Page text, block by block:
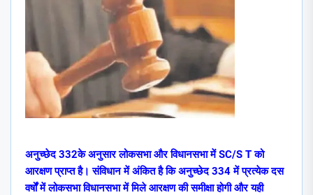
अनुच्छेद 332के अनुसार लोकसभा और विधानसभा में SC/S T को
आरक्षण प्राप्त है। संविधान में अंकित है कि अनुच्छेद 334 में प्रत्येक दस
वर्षों में लोकसभा विधानसभा में मिले आरक्षण की समीक्षा होगी और यही